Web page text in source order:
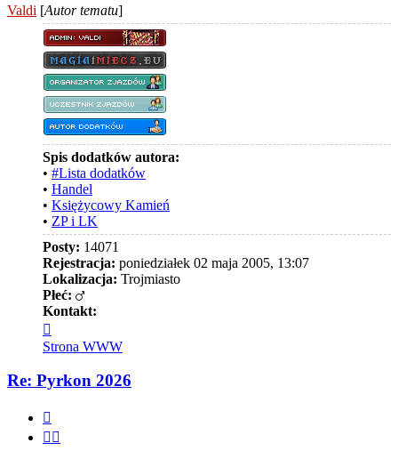
Valdi [Autor tematu]
Spis dodatków autora:
• #Lista dodatków
• Handel
• Księżycowy Kamień
• ZP i LK
Posty: 14071
Rejestracja: poniedziałek 02 maja 2005, 13:07
Lokalizacja: Trojmiasto
Płeć:
Kontakt:
się
z
Valdi
Strona WWW
Re: Pyrkon 2026